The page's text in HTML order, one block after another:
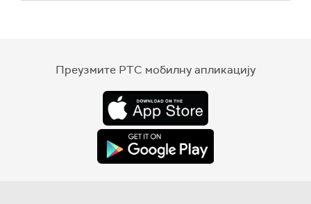
Преузмите РТС мобилну апликацију